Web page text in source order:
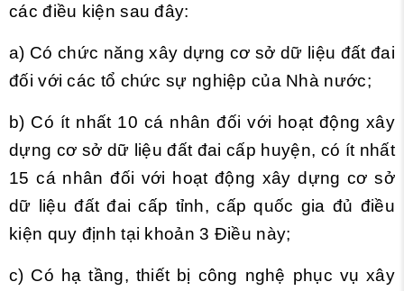
các điều kiện sau đây:
a) Có chức năng xây dựng cơ sở dữ liệu đất đai
đối với các tổ chức sự nghiệp của Nhà nước;
b) Có ít nhất 10 cá nhân đối với hoạt động xây
dựng cơ sở dữ liệu đất đai cấp huyện, có ít nhất
15 cá nhân đối với hoạt động xây dựng cơ sở
dữ liệu đất đai cấp tỉnh, cấp quốc gia đủ điều
kiện quy định tại khoản 3 Điều này;
c) Có hạ tầng, thiết bị công nghệ phục vụ xây